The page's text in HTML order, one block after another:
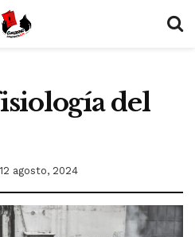
del
12 agosto, 2024